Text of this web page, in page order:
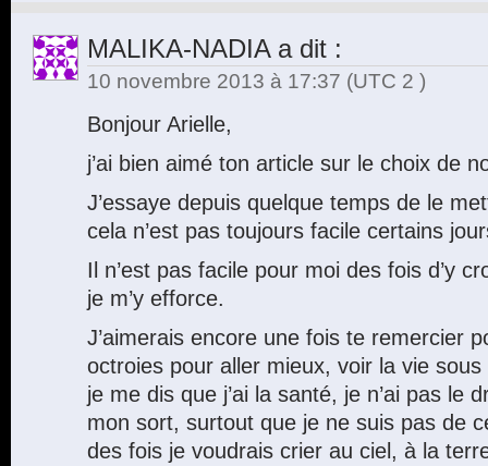
MALIKA-NADIAa dit :
10 novembre 2013 à 17:37 (UTC 2 )
Bonjour Arielle,
j’ai bien aimé ton article sur le choix de
J’essaye depuis quelque temps de le
cela n’est pas toujours facile certains
Il n’est pas facile pour moi des fois d’y
je m’y efforce.
J’aimerais encore une fois te remercier
octroies pour aller mieux, voir la vie
je me dis que j’ai la santé, je n’ai pas le
mon sort, surtout que je ne suis pas de
des fois je voudrais crier au ciel, à la